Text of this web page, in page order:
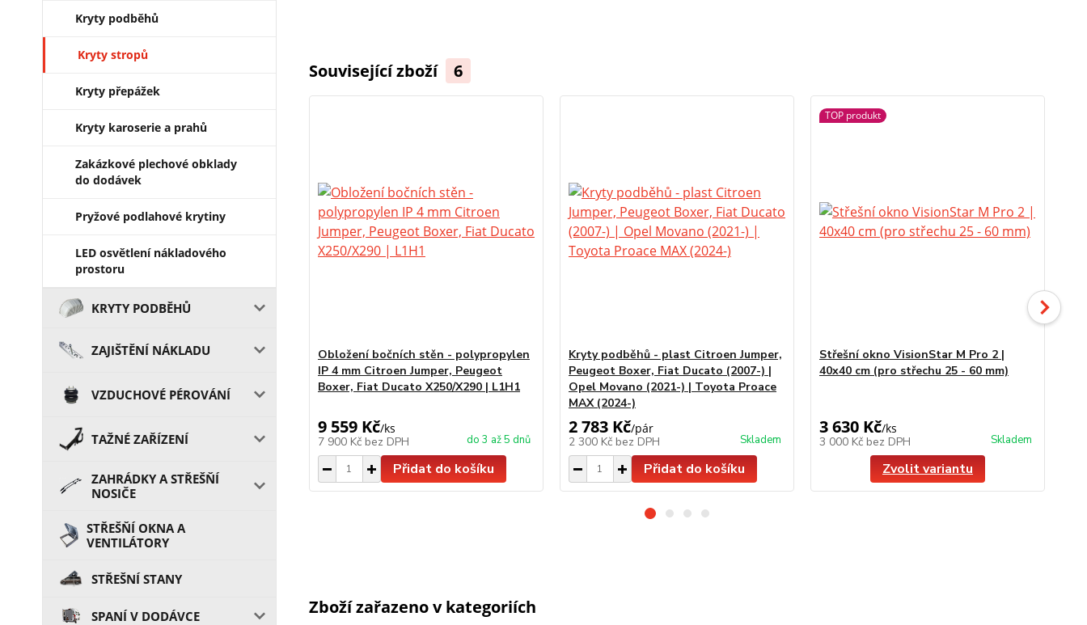
Kryty podběhů
Kryty stropů
Kryty přepážek
Kryty karoserie a prahů
Zakázkové plechové obklady
do dodávek
Pryžové podlahové krytiny
LED osvětlení nákladového
prostoru
KRYTY PODBĚHŮ
ZAJIŠTĚNÍ NÁKLADU
VZDUCHOVÉ PÉROVÁNÍ
TAŽNÉ ZAŘÍZENÍ
ZAHRÁDKY A STŘEŠŇÍ
NOSIČE
STŘEŠŇÍ OKNA A
VENTILÁTORY
STŘEŠNÍ STANY
SPANÍ V DODÁVCE
Související zboží 6
Obložení bočních stěn - polypropylen
IP 4 mm Citroen Jumper, Peugeot
Boxer, Fiat Ducato X250/X290 | L1H1
9 559 Kč/ks
7 900 Kč bez DPH do 3 až 5 dnů
Přidat do košíku
Kryty podběhů - plast Citroen Jumper,
Peugeot Boxer, Fiat Ducato (2007-) |
Opel Movano (2021-) | Toyota Proace
MAX (2024-)
2 783 Kč/pár
2 300 Kč bez DPH Skladem
Přidat do košíku
TOP produkt
Střešní okno VisionStar M Pro 2 |
40x40 cm (pro střechu 25 - 60 mm)
3 630 Kč/ks
3 000 Kč bez DPH Skladem
Zvolit variantu
Zboží zařazeno v kategoriích